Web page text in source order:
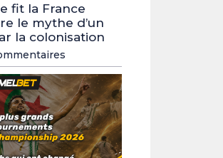
fit la France
le mythe d’un
la colonisation